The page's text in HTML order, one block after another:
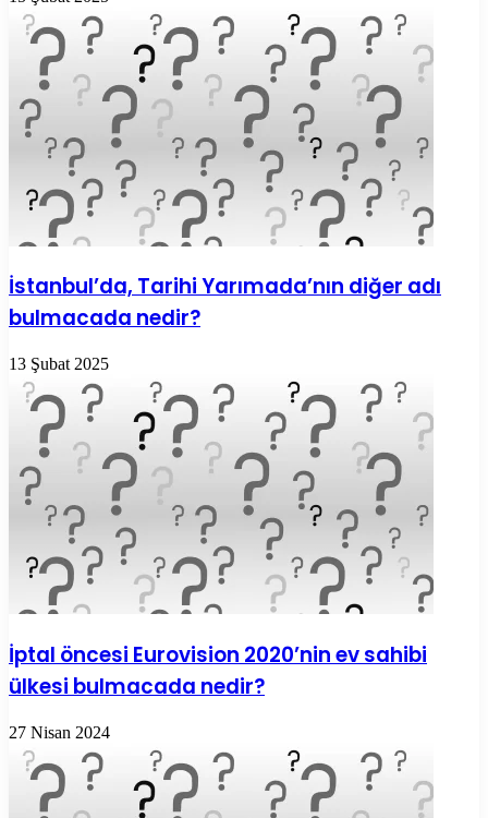
İstanbul’da, Tarihi Yarımada’nın diğer adı
bulmacada nedir?
13 Şubat 2025
İptal öncesi Eurovision 2020’nin ev sahibi
ülkesi bulmacada nedir?
27 Nisan 2024